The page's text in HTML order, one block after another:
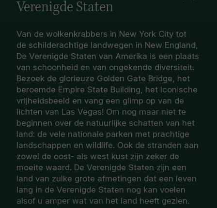
Verenigde Staten
Van de wolkenkrabbers in New York City tot
de schilderachtige landwegen in New England,
De Verenigde Staten van Amerika is een plaats
van schoonheid en van ongekende diversiteit.
Bezoek de glorieuze Golden Gate Bridge, het
beroemde Empire State Building, het Iconische
vrijheidsbeeld en vang een glimp op van de
lichten van Las Vegas! Om nog maar niet te
beginnen over de natuurlijke schatten van het
land: de vele nationale parken met prachtige
landschappen en wildlife. Ook de stranden aan
zowel de oost- als west kust zijn zeker de
moeite waard. De Verenigde Staten zijn een
land van zulke grote afmetingen dat een leven
lang in de Verenigde Staten nog kan voelen
alsof u amper wat van het land heeft gezien.